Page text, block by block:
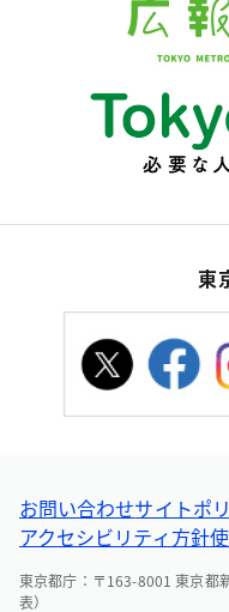
東
お問い合わせサイトポ
アクセシビリティ方針
東京都庁：〒163-8001 東京都
表）